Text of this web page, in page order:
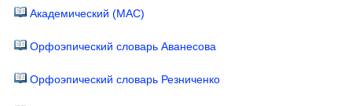
Академический (МАС)
Орфоэпический словарь Аванесова
Орфоэпический словарь Резниченко